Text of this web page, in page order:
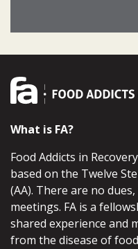
What is FA?
Food Addicts in
based on the Twelve
(AA). There are no
meetings. FA is a
shared experience and
from the disease of